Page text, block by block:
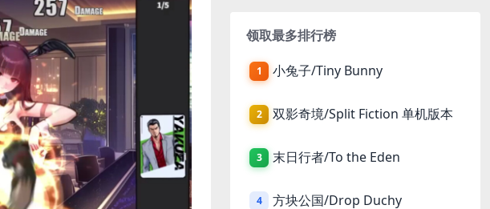
领取最多排行榜
1 小兔子/Tiny Bunny
2 双影奇境/Split Fiction 单机版本
3 末日行者/To the Eden
4 方块公国/Drop Duchy